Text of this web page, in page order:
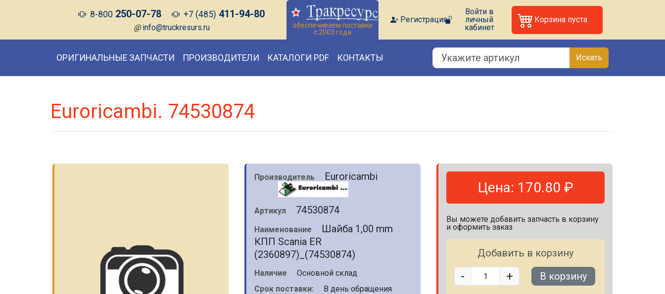
8-800 250-07-78 +7 (485) 411-94-80
@ info@truckresurs.ru
обеспечиваем поставки
с 2003 года
Регистрация
Войти в
личный
кабинет
Корзина пуста
ОРИГИНАЛЬНЫЕ ЗАПЧАСТИ ПРОИЗВОДИТЕЛИ КАТАЛОГИ PDF КОНТАКТЫ Искать
Euroricambi. 74530874
Производитель Euroricambi
Артикул 74530874
Наименование
Шайба 1,00 mm
КПП Scania ER
(2360897)_(74530874)
Наличие
Основной склад
Срок поставки:
В день обращения
Цена: 170.80 ₽
Вы можете добавить запчасть в корзину
и оформить заказ
Добавить в корзину
- + В корзину